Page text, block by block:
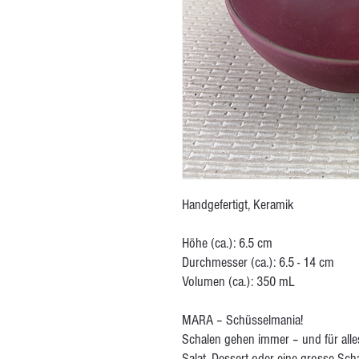
Handgefertigt, Keramik
Höhe (ca.): 6.5 cm
Durchmesser (ca.): 6.5 - 14 cm
Volumen (ca.): 350 mL
MARA – Schüsselmania!
Schalen gehen immer – und für